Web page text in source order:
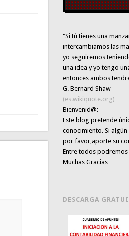
"Si tú tienes una
intercambiamos las
yo seguiremos
una idea y yo tengo
entoncesambos
G. Bernard Shaw
(es.wikiquote.org)
Bienvenid@:
Este blog pretende
conocimiento. Si
por favor,aporte su
Entre todos podremos
Muchas Gracias
DESCARGA